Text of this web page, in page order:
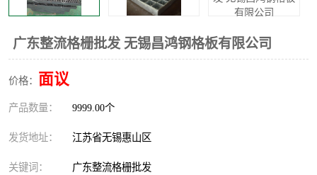
广东整流格栅批发 无锡昌鸿钢格板有限公司
价格： 面议
产品数量： 9999.00个
发货地址： 江苏省无锡惠山区
关键词： 广东整流格栅批发